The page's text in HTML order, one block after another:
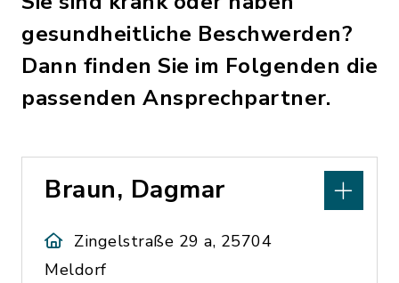
gesundheitliche Beschwerden?
Dann finden Sie im Folgenden die
passenden Ansprechpartner.
Braun, Dagmar
Zingelstraße 29 a, 25704
Meldorf